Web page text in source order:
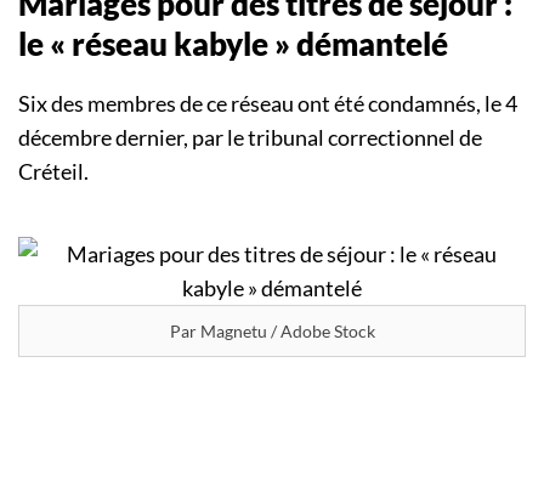
le « réseau kabyle » démantelé
Six des membres de ce réseau ont été condamnés, le 4
décembre dernier, par le tribunal correctionnel de
Créteil.
Par Magnetu / Adobe Stock